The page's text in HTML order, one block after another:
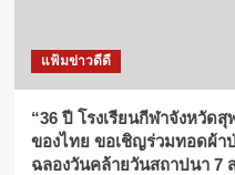
แฟ้มข่าวดีดี
“36 ปี โรงเรียนกีฬาจังหวัด
ของไทย ขอเชิญร่วมทอดผ้า
ฉลองวันคล้ายวันสถาปนา 7